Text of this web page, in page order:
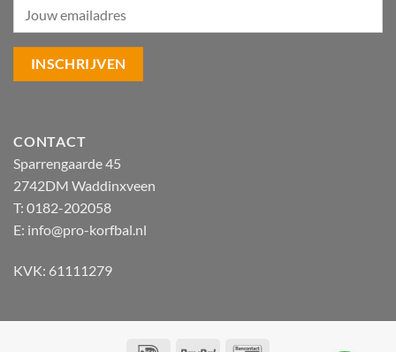
CONTACT
Sparrengaarde 45
2742DM Waddinxveen
T: 0182-202058
E: info@pro-korfbal.nl
KVK: 61111279